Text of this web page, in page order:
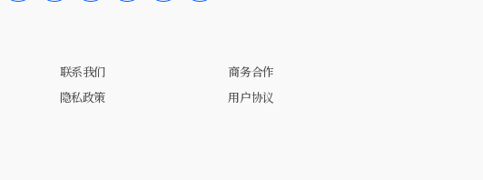
联系我们
商务合作
隐私政策 用户协议